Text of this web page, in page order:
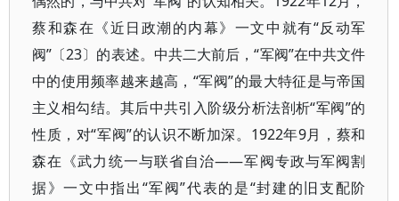
蔡和森在《近日政潮的内幕》一文中就有“反动军
阀”〔23〕的表述。中共二大前后，“军阀”在中共文件
中的使用频率越来越高，“军阀”的最大特征是与帝国
主义相勾结。其后中共引入阶级分析法剖析“军阀”的
性质，对“军阀”的认识不断加深。1922年9月，蔡和
森在《武力统一与联省自治——军阀专政与军阀割
据》一文中指出“军阀”代表的是“封建的旧支配阶